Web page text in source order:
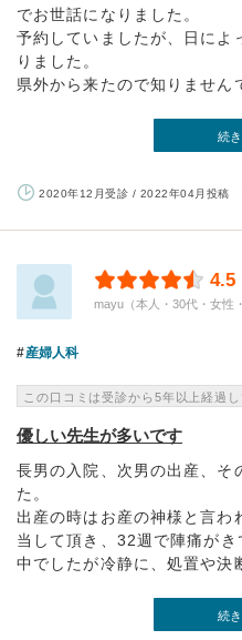
でお世話になりました。
予約していましたが、日によ
りました。
県外から来たので知りません
続
2020年12月受診 / 2022年04月投稿
4.5
mayu（本人・30代・女性
産婦人科
この口コミは受診から5年以上経過し
優しい先生が多いです
長男の入院、次男の出産、そ
た。
出産の時はお産の神様と言わ
当して頂き、32週で陣痛が
中でしたが冷静に、処置や決
続